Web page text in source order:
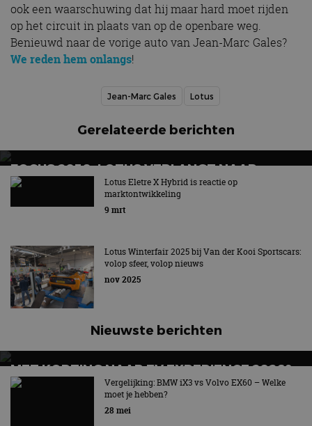
ook een waarschuwing dat hij maar hard moet rijden
op het circuit in plaats van op de openbare weg.
Benieuwd naar de vorige auto van Jean-Marc Gales?
We reden hem onlangs!
Jean-Marc Gales Lotus
Gerelateerde berichten
FOCUS 2030: LOTUS VERLANGT NAAR
WINST, ZET IN OP HYBRIDE EN NIEUWE
Lotus Eletre X Hybrid is reactie op
marktontwikkeling
9 mrt
Lotus Winterfair 2025 bij Van der Kooi Sportscars:
volop sfeer, volop nieuws
nov 2025
Nieuwste berichten
MET KORTING NAAR EV EXPERIENCE 2026?
AUTORAI REGELT HET!
EV Experience 2026 van 24 tot 26 september
Vergelijking: BMW iX3 vs Volvo EX60 – Welke
moet je hebben?
28 mei